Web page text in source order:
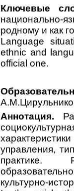
Ключевые
национально-
родному и как
Language
ethnic and
official one.
Аннотация.
управления,
практике.
культурно-